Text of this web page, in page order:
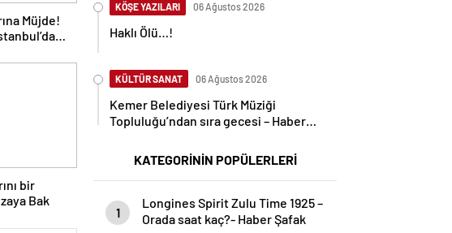
Müjde!
bir
Bak
KÖŞE YAZILARI 06 Ağustos 2026
Haklı Ölü…!
KÜLTÜR SANAT 06 Ağustos 2026
Kemer Belediyesi Türk Müziği
Topluluğu’ndan sıra gecesi – Haber
KATEGORİNİN POPÜLERLERİ
1
Longines Spirit Zulu Time 1925 –
Orada saat kaç?- Haber Şafak